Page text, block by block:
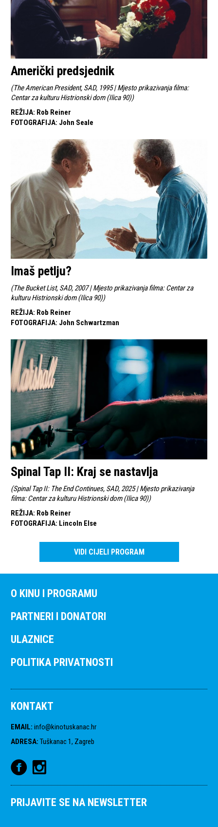
Američki predsjednik
(The American President, SAD, 1995 | Mjesto prikazivanja filma:
Centar za kulturu Histrionski dom (Ilica 90))
REŽIJA: Rob Reiner
FOTOGRAFIJA: John Seale
Imaš petlju?
(The Bucket List, SAD, 2007 | Mjesto prikazivanja filma: Centar za
kulturu Histrionski dom (Ilica 90))
REŽIJA: Rob Reiner
FOTOGRAFIJA: John Schwartzman
Spinal Tap II: Kraj se nastavlja
(Spinal Tap II: The End Continues, SAD, 2025 | Mjesto prikazivanja
filma: Centar za kulturu Histrionski dom (Ilica 90))
REŽIJA: Rob Reiner
FOTOGRAFIJA: Lincoln Else
VIDI CIJELI PROGRAM
O KINU I PROGRAMU
PARTNERI I DONATORI
ULAZNICE
POLITIKA PRIVATNOSTI
KONTAKT
EMAIL: info@kinotuskanac.hr
ADRESA: Tuškanac 1, Zagreb
PRIJAVITE SE NA NEWSLETTER